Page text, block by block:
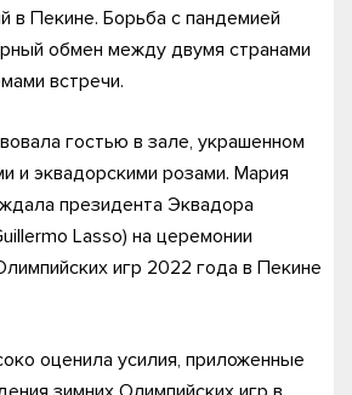
в Пекине. Борьба с пандемией
обмен между двумя странами
встречи.
гостью в зале, украшенном
и эквадорскими розами. Мария
президента Эквадора
Lasso) на церемонии
игр 2022 года в Пекине
оценила усилия, приложенные